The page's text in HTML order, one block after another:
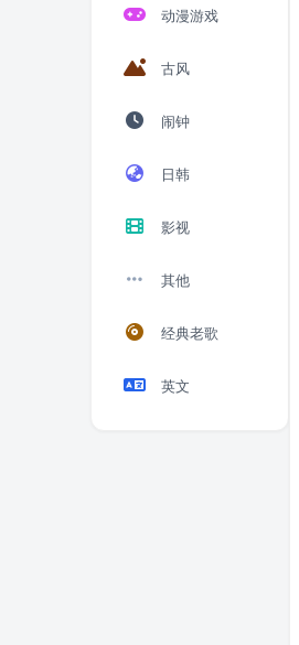
动漫游戏
古风
闹钟
日韩
影视
其他
经典老歌
英文